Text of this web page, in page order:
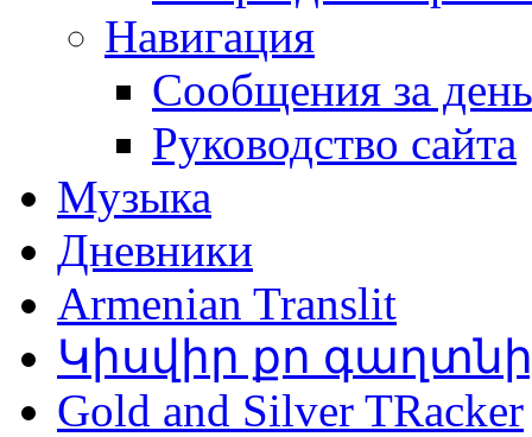
Навигация
Сообщения за день
Руководство сайта
Музыка
Дневники
Armenian Translit
Կիսվիր քո
Gold and Silver TRacker